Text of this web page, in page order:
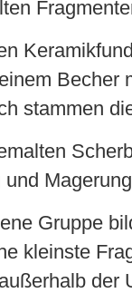
Becher
stammen
und
Gruppe
kleinste
der